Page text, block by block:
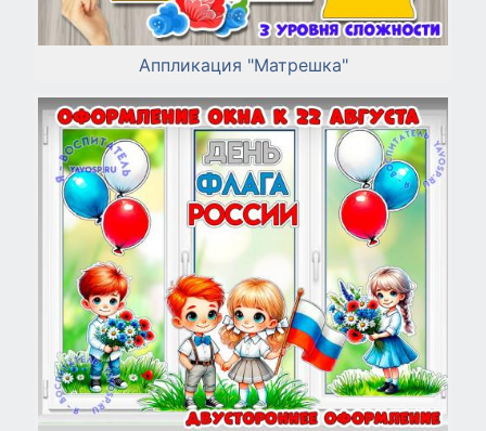
Аппликация "Матрешка"